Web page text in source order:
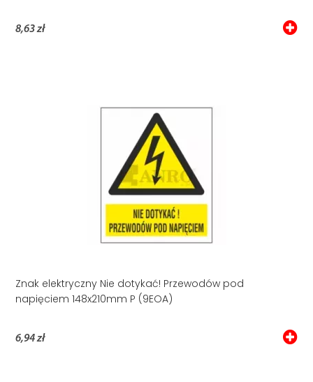
8,63 zł
Znak elektryczny Nie dotykać! Przewodów pod
napięciem 148x210mm P (9EOA)
6,94 zł